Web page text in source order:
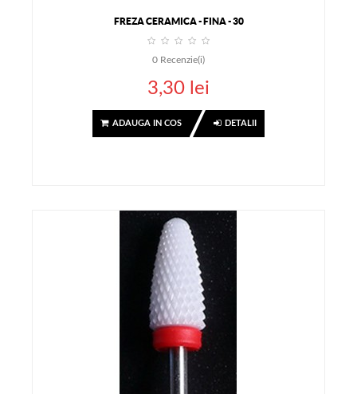
FREZA CERAMICA - FINA - 30
0 Recenzie(i)
3,30 lei
ADAUGA IN COS DETALII